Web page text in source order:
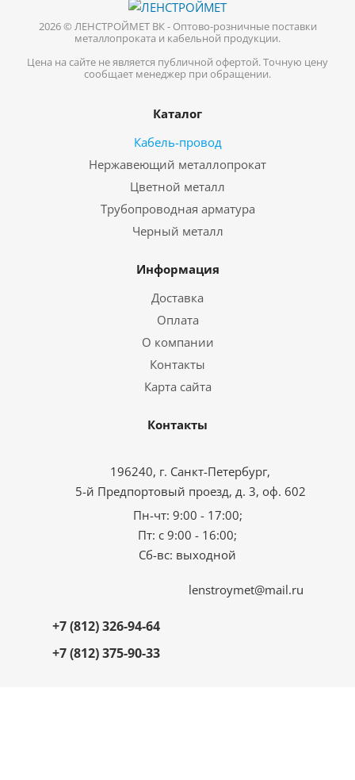
2026 © ЛЕНСТРОЙМЕТ ВК - Оптово-розничные поставки
металлопроката и кабельной продукции.
Цена на сайте не является публичной офертой. Точную цену
сообщает менеджер при обращении.
Каталог
Кабель-провод
Нержавеющий металлопрокат
Цветной металл
Трубопроводная арматура
Черный металл
Информация
Доставка
Оплата
О компании
Контакты
Карта сайта
Контакты
196240, г. Санкт-Петербург,
5-й Предпортовый проезд, д. 3, оф. 602
Пн-чт: 9:00 - 17:00;
Пт: с 9:00 - 16:00;
Сб-вс: выходной
+7 (812) 326-94-64
+7 (812) 375-90-33
lenstroymet@mail.ru